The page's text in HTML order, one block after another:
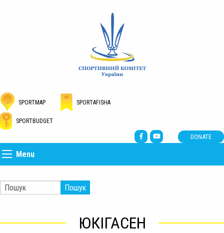
SPORTMAP SPORTAFISHA
SPORTBUDGET
DONATE
Menu
Пошук
ЮКІГАСЕН